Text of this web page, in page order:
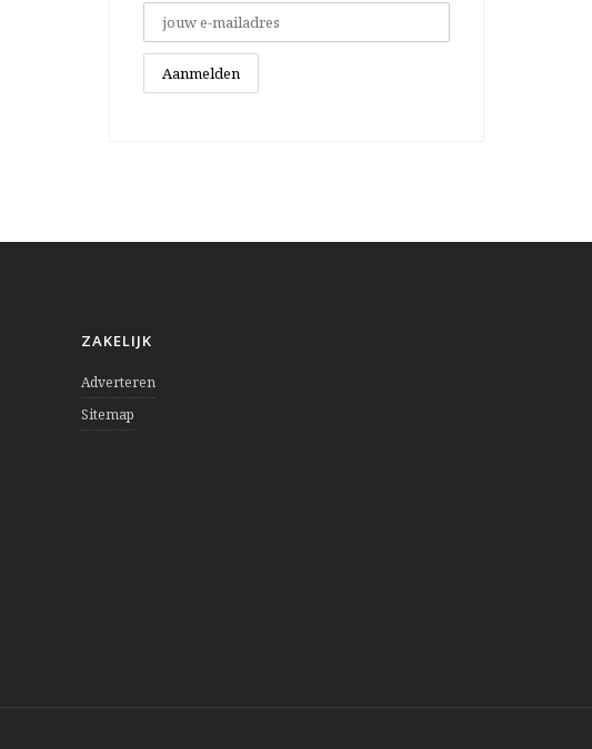
ZAKELIJK
Adverteren
Sitemap